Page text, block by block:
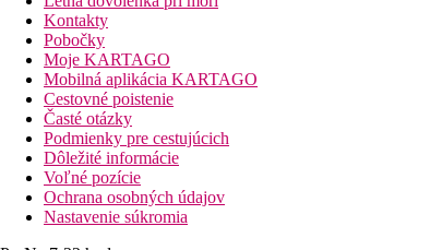
Kontakty
Pobočky
Moje KARTAGO
Mobilná aplikácia KARTAGO
Cestovné poistenie
Časté otázky
Podmienky pre cestujúcich
Dôležité informácie
Voľné pozície
Ochrana osobných údajov
Nastavenie súkromia